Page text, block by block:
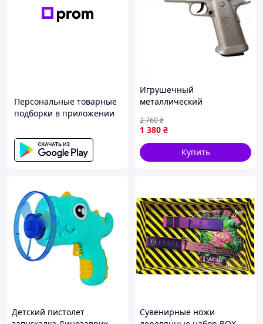
Персональные товарные
подборки в приложении
Игрушечный
металлический
пластиковых пульках 6мм
COLT M1911 | Игрушечное
оружие для мальчика |
VELARO
1 380 ₴
2 760₴
Купить
Детский пистолет
Сувенирные ножи